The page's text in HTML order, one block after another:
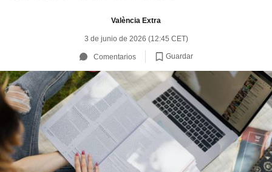
València Extra
3 de junio de 2026 (12:45 CET)
Comentarios Guardar